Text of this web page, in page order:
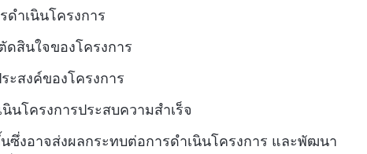
ำเนินโครงการ
ดสินใจของโครงการ
ะสงค์ของโครงการ
นโครงการประสบความสำเร็จ
ซึ่งอาจส่งผลกระทบต่อการดำเนินโครงการ และพัฒนา